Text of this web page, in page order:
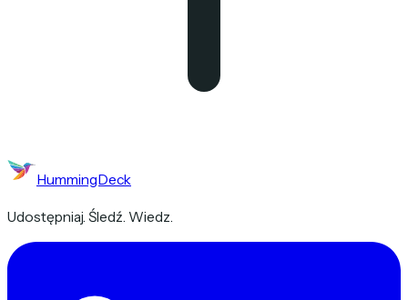
HummingDeck
Udostępniaj. Śledź. Wiedz.